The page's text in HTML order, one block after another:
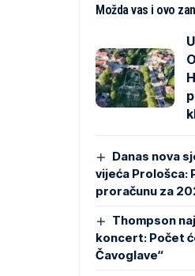
Možda vas i ovo
Danas nova
vijeća Prološca:
proračunu za
Thompson
koncert: Počet
Čavoglave“